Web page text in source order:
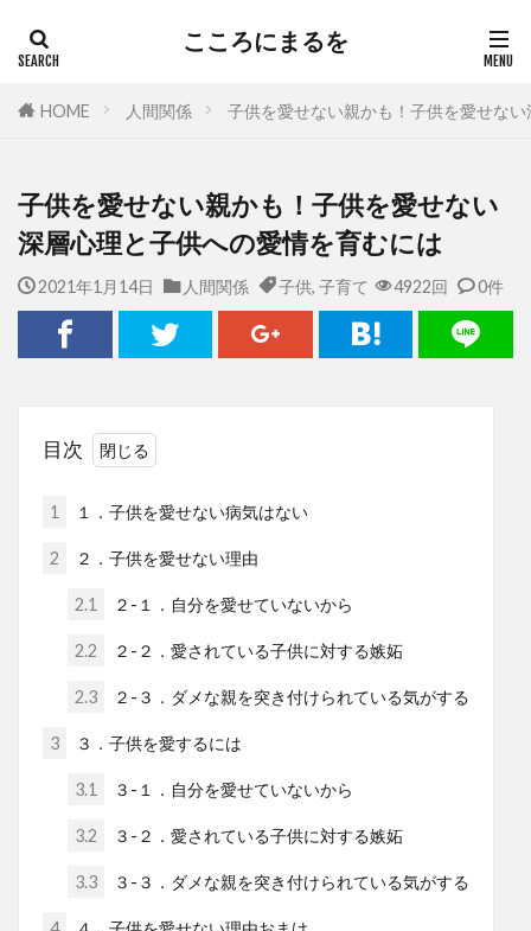
こころにまるを
HOME 人間関係 子供を愛せない親かも！子供を愛せな
子供を愛せない親かも！子供を愛せない
深層心理と子供への愛情を育むには
2021年1月14日 人間関係 子供, 子育て 4922回 0件
目次
1 １．子供を愛せない病気はない
2 ２．子供を愛せない理由
2.1 ２-１．自分を愛せていないから
2.2 ２-２．愛されている子供に対する嫉妬
2.3 ２-３．ダメな親を突き付けられている気がする
3 ３．子供を愛するには
3.1 ３-１．自分を愛せていないから
3.2 ３-２．愛されている子供に対する嫉妬
3.3 ３-３．ダメな親を突き付けられている気がする